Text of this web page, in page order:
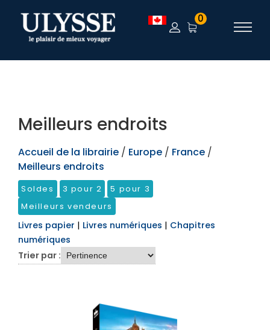
TEST 0
Meilleurs endroits
Accueil de la librairie / Europe / France /
Meilleurs endroits
Soldes 3 pour 2
5 pour 3
Meilleurs vendeurs
Livres papier | Livres numériques | Chapitres
numériques
Trier par :